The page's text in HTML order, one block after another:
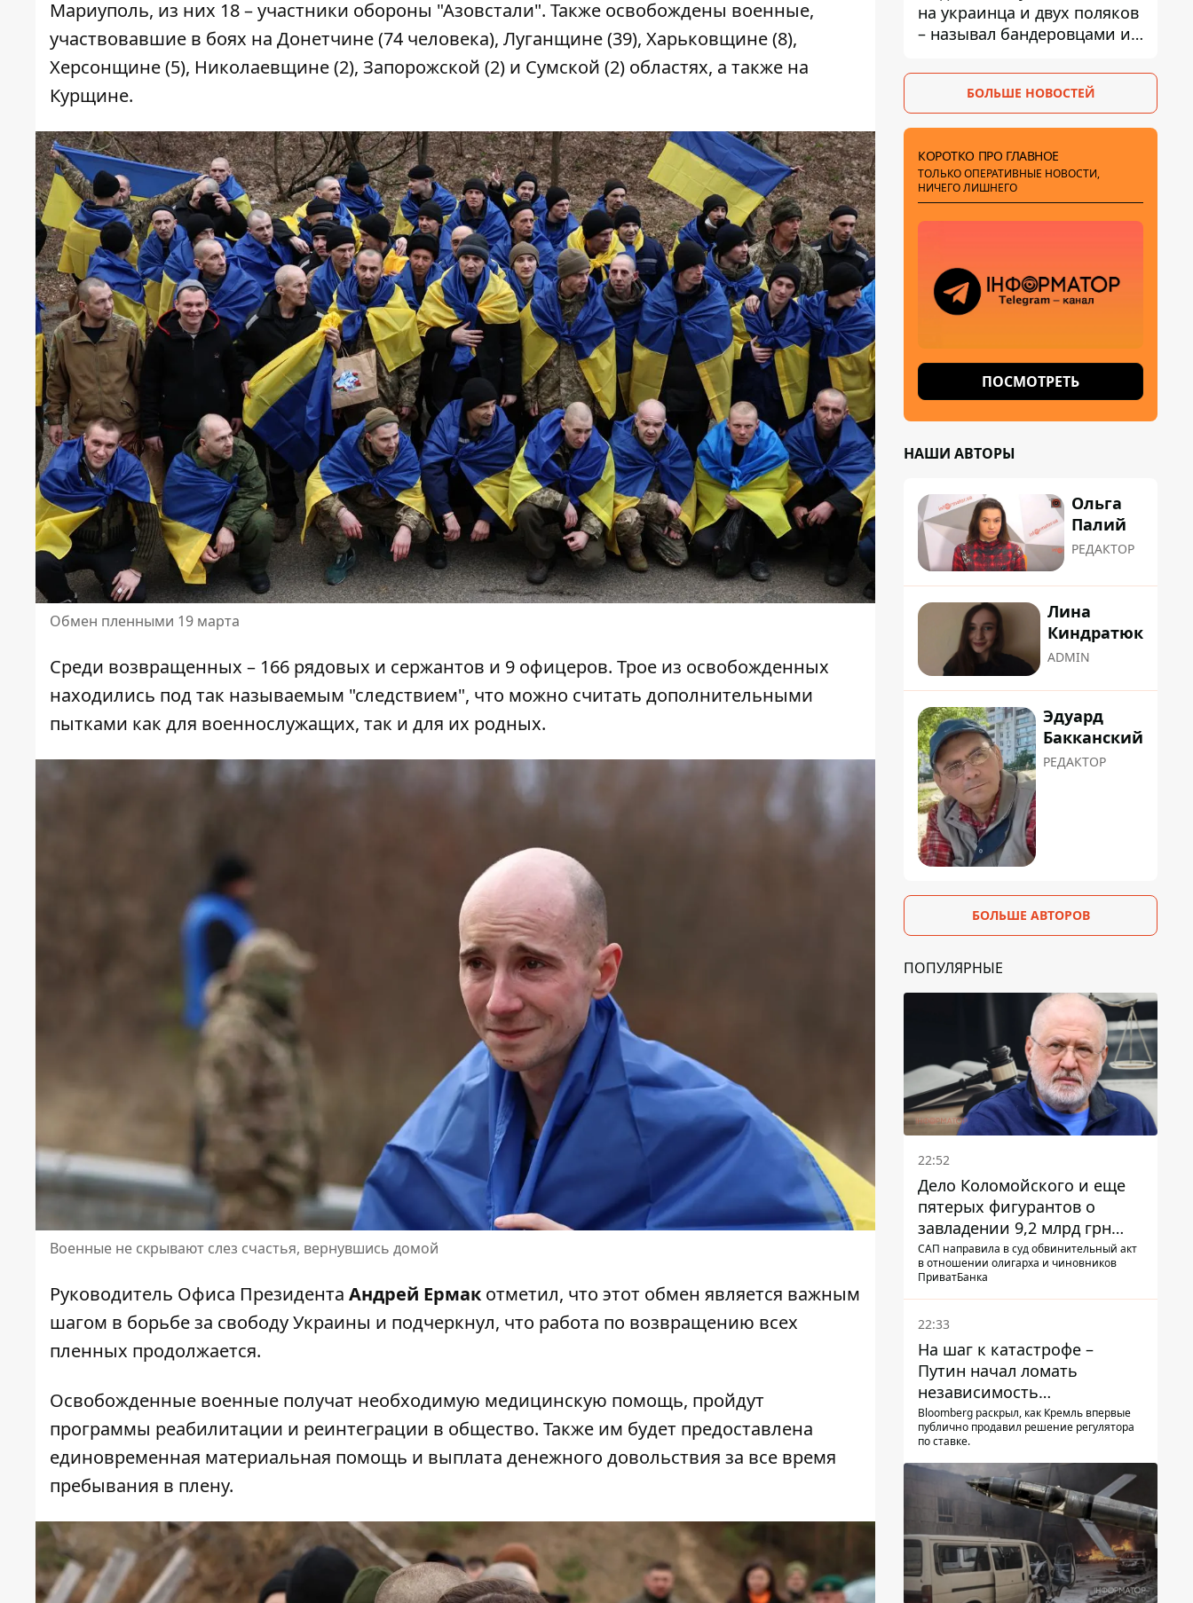
Мариуполь, из них 18 – участники обороны "Азовстали". Также освобождены военные,
участвовавшие в боях на Донетчине (74 человека), Луганщине (39), Харьковщине (8),
Херсонщине (5), Николаевщине (2), Запорожской (2) и Сумской (2) областях, а также на
Курщине.
Обмен пленными 19 марта
Среди возвращенных – 166 рядовых и сержантов и 9 офицеров. Трое из освобожденных
находились под так называемым "следствием", что можно считать дополнительными
пытками как для военнослужащих, так и для их родных.
Военные не скрывают слез счастья, вернувшись домой
Руководитель Офиса Президента Андрей Ермак отметил, что этот обмен является важным
шагом в борьбе за свободу Украины и подчеркнул, что работа по возвращению всех
пленных продолжается.
Освобожденные военные получат необходимую медицинскую помощь, пройдут
программы реабилитации и реинтеграции в общество. Также им будет предоставлена ​​
единовременная материальная помощь и выплата денежного довольствия за все время
пребывания в плену.
на украинца и двух поляков
– называл бандеровцами и
БОЛЬШЕ НОВОСТЕЙ
КОРОТКО ПРО ГЛАВНОЕ
ТОЛЬКО ОПЕРАТИВНЫЕ НОВОСТИ,
НИЧЕГО ЛИШНЕГО
ПОСМОТРЕТЬ
НАШИ АВТОРЫ
Ольга
Палий
РЕДАКТОР
Лина
Киндратюк
ADMIN
Эдуард
Бакканский
РЕДАКТОР
БОЛЬШЕ АВТОРОВ
ПОПУЛЯРНЫЕ
22:52
Дело Коломойского и еще
пятерых фигурантов о
завладении 9,2 млрд грн
ПриватБанка направили в
суд
САП направила в суд обвинительный акт
в отношении олигарха и чиновников
ПриватБанка
22:33
На шаг к катастрофе –
Путин начал ломать
независимость
собственного Центробанка,
заставив снизить базовую
Bloomberg раскрыл, как Кремль впервые
публично продавил решение регулятора
по ставке.